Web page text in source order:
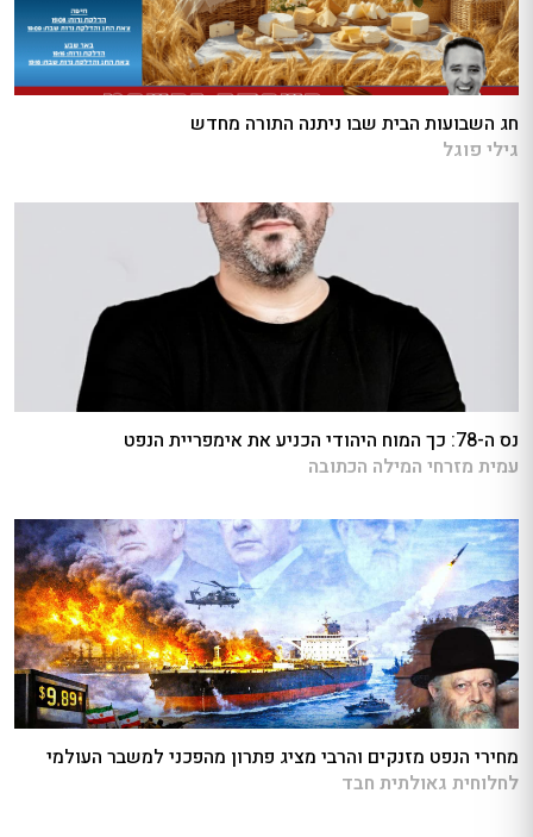
חג השבועות הבית שבו ניתנה התורה מחדש
גילי פוגל
נס ה-78: כך המוח היהודי הכניע את אימפריית הנפט
עמית מזרחי המילה הכתובה
מחירי הנפט מזנקים והרבי מציג פתרון מהפכני למשבר העולמי
לחלוחית גאולתית חבד